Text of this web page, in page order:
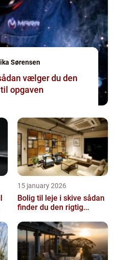
Sørensen
opgaven
15 january 2026
Bolig til leje i skive sådan
finder du den rigtig...